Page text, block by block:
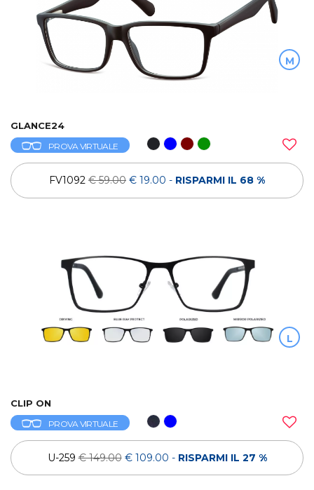
M
GLANCE24
PROVA VIRTUALE
FV1092 € 59.00 € 19.00 - RISPARMI IL 68 %
L
CLIP ON
PROVA VIRTUALE
U-259€ 149.00 € 109.00 - RISPARMI IL 27 %